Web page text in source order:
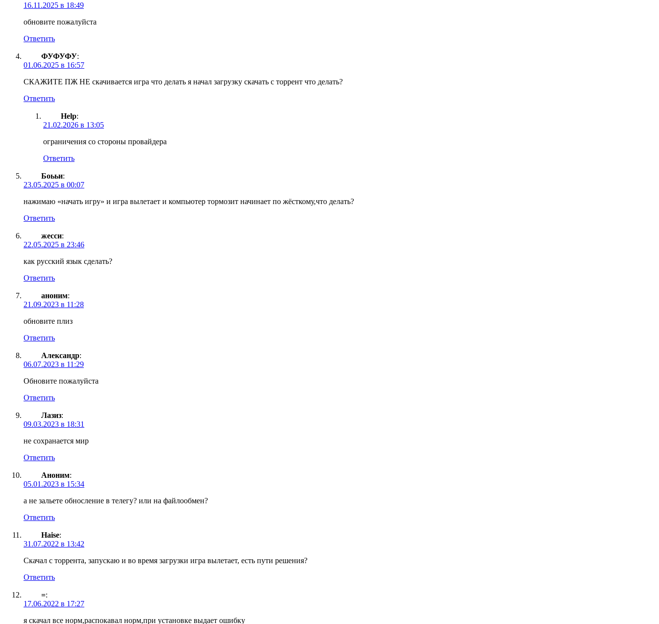
16.11.2025 в 18:49
обновите пожалуйста
Ответить
ФУФУФУ:
01.06.2025 в 16:57
СКАЖИТЕ ПЖ НЕ скачивается игра что делать я начал загрузку скачать с торрент что делать?
Ответить
Help:
21.02.2026 в 13:05
ограничения со стороны провайдера
Ответить
Боььи:
23.05.2025 в 00:07
нажимаю «начать игру» и игра вылетает и компьютер тормозит начинает по жёсткому,что делать?
Ответить
жесси:
22.05.2025 в 23:46
как русский язык сделать?
Ответить
аноним:
21.09.2023 в 11:28
обновите плиз
Ответить
Александр:
06.07.2023 в 11:29
Обновите пожалуйста
Ответить
Лазиз:
09.03.2023 в 18:31
не сохранается мир
Ответить
Аноним:
05.01.2023 в 15:34
а не зальете обносление в телегу? или на файлообмен?
Ответить
Haise:
31.07.2022 в 13:42
Скачал с торрента, запускаю и во время загрузки игра вылетает, есть пути решения?
Ответить
=:
17.06.2022 в 17:27
я скачал все норм,распокавал норм,при установке выдает ошибку